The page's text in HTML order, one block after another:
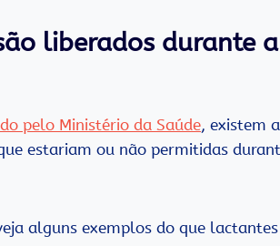
liberados durante a
pelo Ministério da Saúde, existem
estariam ou não permitidas
alguns exemplos do que